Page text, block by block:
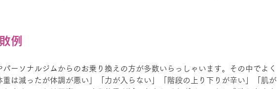
例
ーソナルジムからのお乗り換えの方が多数いらっしゃいます。その中でよく
重は減ったが体調が悪い」「力が入らない」「階段の上り下りが辛い」「肌が